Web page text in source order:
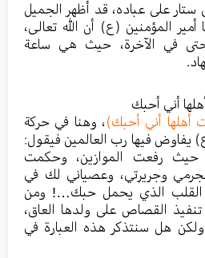
ستار على عباده، قد أظهر الجميل
المؤمنين (ع) أن الله تعالى،
في الآخرة، حيث هي ساعة
أني أحبك
أهلها أني أحبك)، وهنا في حركة
يفاوض فيها رب العالمين فيقول:
حيث رفعت الموازين، وحكمت
وجريرتي، وعصياني لك في
القلب الذي يحمل حبك…! ومن
القصاص على ولدها العاق،
هل سنتذكر هذه العبارة في